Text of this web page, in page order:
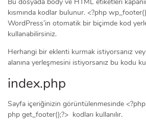
Bu dosyada body ve HTML etiketleri
kısmında kodlar bulunur. <?php
WordPress’in otomatik bir biçimde kod
kullanabilirsiniz.
Herhangi bir eklenti kurmak istiyorsanız
alanına yerleşmesini istiyorsanız bu kodu
index.php
Sayfa içeriğinizin görüntülenmesinde
php get_footer();?> kodları kullanılır.